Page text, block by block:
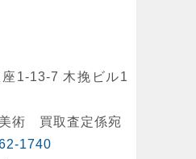
1-13-7 木挽ビル1
術 買取査定係宛
1740